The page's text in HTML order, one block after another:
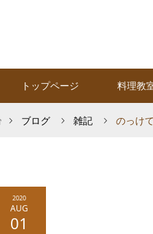
トップページ 料理教
ホームブログ 雑記 のっけ
2020
AUG
01